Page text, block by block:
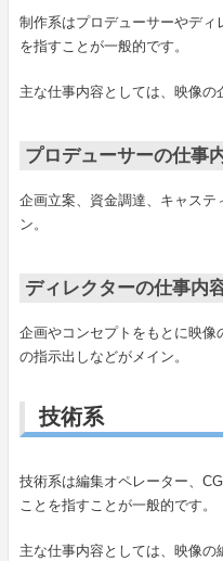
制作系はプロデューサーやディ
を指すことが一般的です。
主な仕事内容としては、映像の
プロデューサーの仕事
企画立案、資金調達、キャステ
ン。
ディレクターの仕事内
企画やコンセプトをもとに映
の指示出しなどがメイン。
技術系
技術系は編集オペレーター、
ことを指すことが一般的です。
主な仕事内容としては、映像の